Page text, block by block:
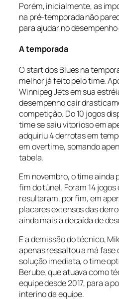
Porém, inicialmente, as
na pré-temporada não
para ajudar no desempenho
A temporada
O startdos Blues na
melhor já feito pelo time.
Winnipeg Jets em sua
desempenho cair
competição. Do 10 jogos
time se saiu vitorioso em
adquiriu 4 derrotas em
emovertime, somando
tabela.
Em novembro, o time ainda
fim do túnel. Foram 14
resultaram, por fim, em
placares extensos das
ainda mais a decaída de
E a demissão do técnico,
apenas ressaltou a má fase
solução imediata, o time
Berube, que atuava como
equipe desde 2017, para a
interino da equipe.